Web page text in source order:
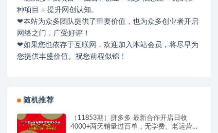
种项目 + 提升网创认知。
❤本站为众多团队提供了重要价值，也为众多创业者开启
网络之门，广受好评！
❤如果您也依存于互联网，欢迎加入本站会员，将尽早为
您提供丰盛价值。祝您前程似锦！
随机推荐
（11853期）拼多多 最新合作开店日收
4000+两天销量过百单，无学费、老运营代